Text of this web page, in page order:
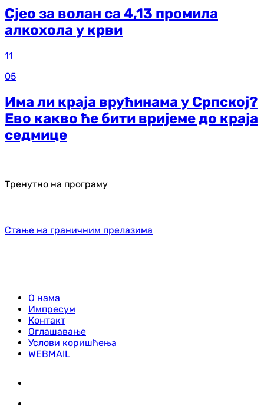
Сјео за волан са 4,13 промила
алкохола у крви
11
05
Има ли краја врућинама у Српској?
Ево какво ће бити вријеме до краја
седмице
Тренутно на програму
Стање на граничним прелазима
О нама
Импресум
Контакт
Оглашавање
Услови коришћења
WEBMAIL